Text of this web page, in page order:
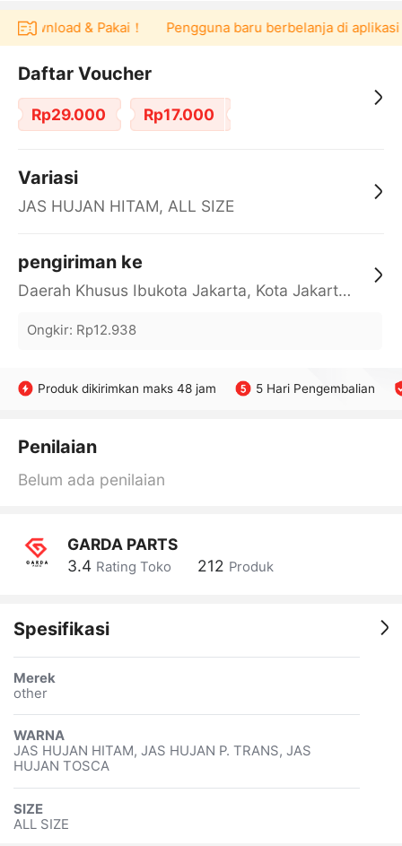
& Pakai！ Pengguna baru berbelanja di aplikasi
Daftar Voucher
Rp29.000 Rp17.000
Variasi
JAS HUJAN HITAM, ALL SIZE
pengiriman ke
Daerah Khusus Ibukota Jakarta, Kota Jakarta Barat, Cengkareng, yy
Ongkir: Rp12.938
Produk dikirimkan maks 48 jam 5 Hari Pengembalian
Penilaian
Belum ada penilaian
GARDA PARTS
3.4 Rating Toko 212 Produk
Spesifikasi
Merek
other
WARNA
JAS HUJAN HITAM, JAS HUJAN P. TRANS, JAS
HUJAN TOSCA
SIZE
ALL SIZE